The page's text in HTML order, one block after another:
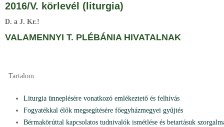
2016/V. körlevél (liturgia)
D. a J. Kr.!
VALAMENNYI T. PLÉBÁNIA HIVATALNAK
Tartalom:
Liturgia ünneplésére vonatkozó emlékeztető és felhívás
Fogyatékkal élők megsegítésére főegyházmegyei gyűjtés
Bérmakörúttal kapcsolatos tudnivalók ismétlése és betartásuk